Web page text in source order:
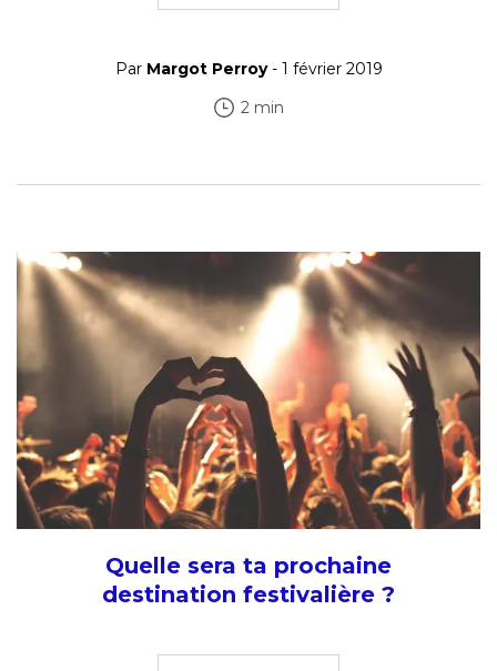
Par Margot Perroy- 1 février 2019
2 min
Quelle sera ta prochaine
destination festivalière ?